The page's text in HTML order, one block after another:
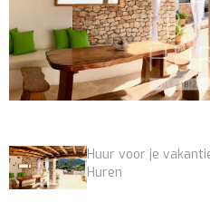
Huur voor je
Huren